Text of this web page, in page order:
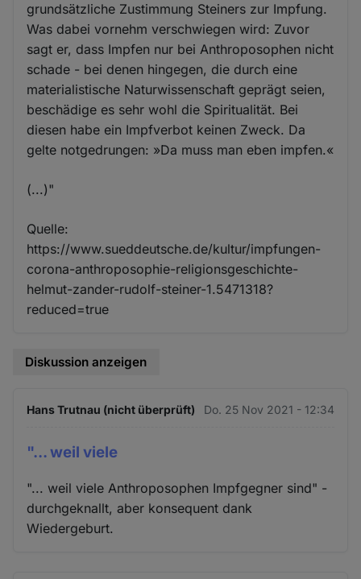
grundsätzliche Zustimmung Steiners zur Impfung.
Was dabei vornehm verschwiegen wird: Zuvor
sagt er, dass Impfen nur bei Anthroposophen nicht
schade - bei denen hingegen, die durch eine
materialistische Naturwissenschaft geprägt seien,
beschädige es sehr wohl die Spiritualität. Bei
diesen habe ein Impfverbot keinen Zweck. Da
gelte notgedrungen: »Da muss man eben impfen.«
(...)"
Quelle:
https://www.sueddeutsche.de/kultur/impfungen-
corona-anthroposophie-religionsgeschichte-
helmut-zander-rudolf-steiner-1.5471318?
reduced=true
Diskussion anzeigen
Hans Trutnau (nicht überprüft) Do. 25 Nov 2021 - 12:34
"... weil viele
"... weil viele Anthroposophen Impfgegner sind" -
durchgeknallt, aber konsequent dank
Wiedergeburt.